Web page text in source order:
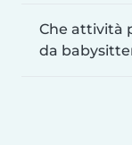
Che attività
da